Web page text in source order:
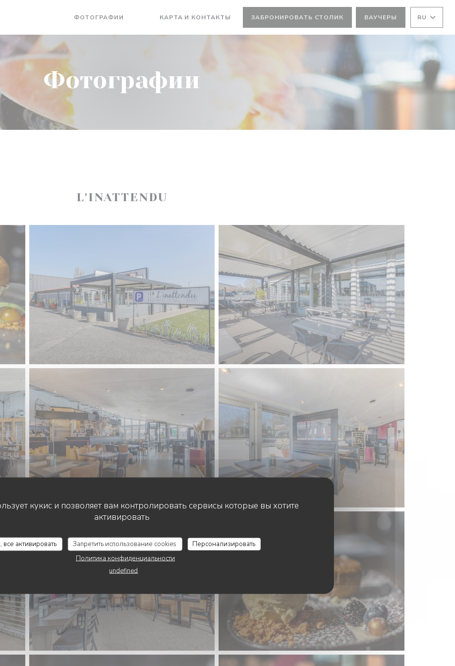
кукис и позволяет вам контролировать сервисы которые вы хотите
активировать
все активировать Запретить использование cookies
Персонализировать
Политика конфиденциальности
undefined
ФОТОГРАФИИ КАРТА И КОНТАКТЫ ЗАБРОНИРОВАТЬ СТОЛИК ВАУЧЕРЫ RU
Фотографии
L'INATTENDU